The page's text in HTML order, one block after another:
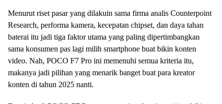
Menurut riset pasar yang dilakuin sama firma analis Counterpoint
Research, performa kamera, kecepatan chipset, dan daya tahan
baterai itu jadi tiga faktor utama yang paling dipertimbangkan
sama konsumen pas lagi milih smartphone buat bikin konten
video. Nah, POCO F7 Pro ini memenuhi semua kriteria itu,
makanya jadi pilihan yang menarik banget buat para kreator
konten di tahun 2025 nanti.